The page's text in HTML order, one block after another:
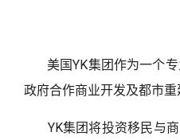
美国YK集团作为一个专
政府合作商业开发及都市
YK集团将投资移民与商